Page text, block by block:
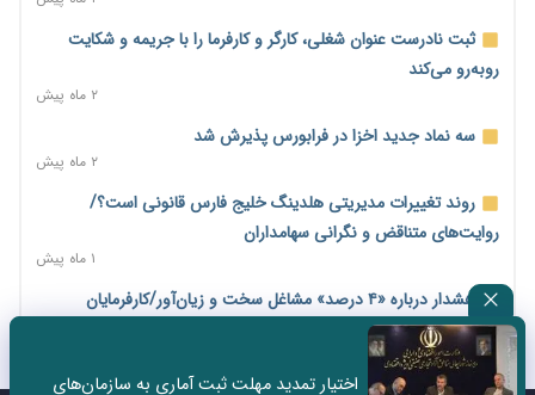
اطمینان وزیر جهاد از تأمین کالاهای اساسی؛ «نگران نباشید»
پیام‌رسان‌های ایرانی در مسیر ورود به بورس؛ عرضه اولیه یک
شرکت هوش مصنوعی در راه است
هشدار درباره کاهش عرضه مسکن اجاره‌ای؛ دولت واحدهای خود را
وارد بازار کند
۱ روز پیش
رسانه تخصصی باید مطالبه‌گری، دقت و استقلال را سرلوحه کار خود
قرار دهد
ثبت نادرست عنوان شغلی، کارگر و کارفرما را با جریمه و شکایت
روبه‌رو می‌کند
۲ ماه پیش
سه نماد جدید اخزا در فرابورس پذیرش شد
۲ ماه پیش
روند تغییرات مدیریتی هلدینگ خلیج فارس قانونی است؟/
روایت‌های متناقض و نگرانی سهامداران
۱ ماه پیش
هشدار درباره «۴ درصد» مشاغل سخت و زیان‌آور/کارفرمایان
پرداخت را به بازنشستگی موکول نکنند
اختیار تمدید مهلت ثبت آماری به سازمان‌های